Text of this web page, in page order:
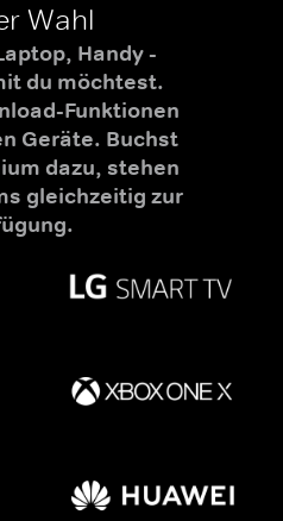
Wahl
Handy -
du möchtest.
Funktionen
Geräte. Buchst
dazu, stehen
gleichzeitig zur